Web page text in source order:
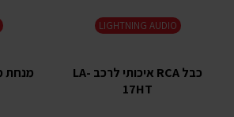
LIGHTNING AUDIO
כבל RCA איכותי לרכב LA-
17HT